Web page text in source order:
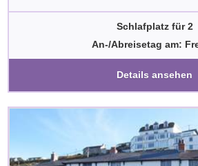
Schlafplatz für 2
An-/Abreisetag am:
Details ansehen